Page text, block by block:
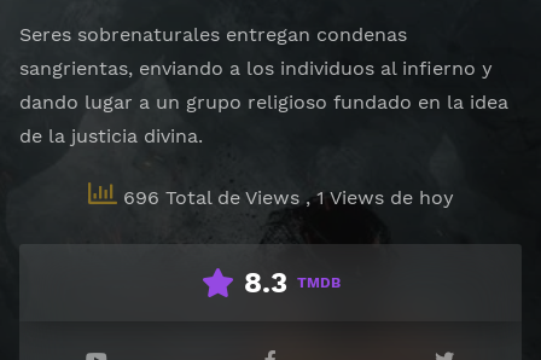
Seres sobrenaturales entregan condenas
sangrientas, enviando a los individuos al infierno y
dando lugar a un grupo religioso fundado en la idea
de la justicia divina.
696 Total de Views , 1 Views de hoy
8.3 TMDB